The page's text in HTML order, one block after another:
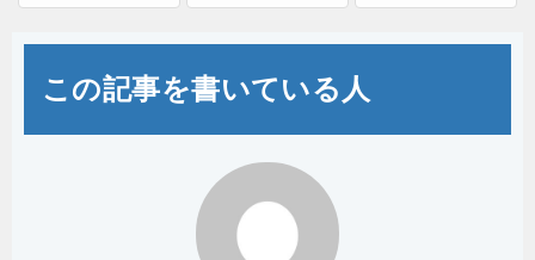
この記事を書いている人